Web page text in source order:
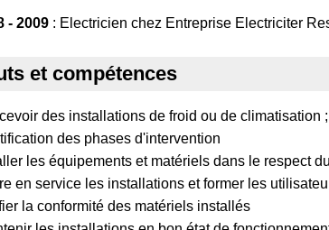
- 2009 : Electricien chez Entreprise Electriciter
et compétences
des installations de froid ou de climatisation
des phases d'intervention
les équipements et matériels dans le respect
en service les installations et former les
la conformité des matériels installés